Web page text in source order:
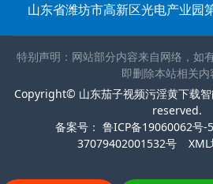
山东省潍坊市高新区光电产业园
特别声明：网站部分内容来自网络，如
即删除本站相关内
Copyright© 山东茄子视频污淫黄下载
reserved.
备案号： 鲁ICP备19060062号-5
37079402001532号